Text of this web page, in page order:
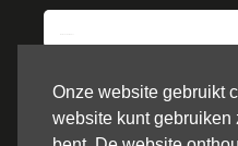
Onze website gebruikt
website kunt gebruiken